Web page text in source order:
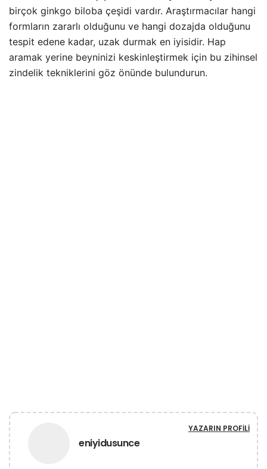
birçok ginkgo biloba çeşidi vardır. Araştırmacılar hangi
formların zararlı olduğunu ve hangi dozajda olduğunu
tespit edene kadar, uzak durmak en iyisidir. Hap
aramak yerine beyninizi keskinleştirmek için bu zihinsel
zindelik tekniklerini göz önünde bulundurun.
eniyidusunce
YAZARIN PROFILI